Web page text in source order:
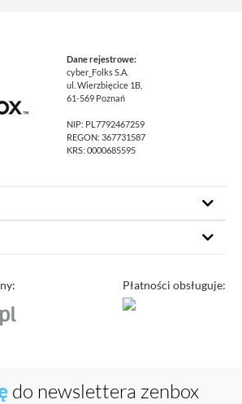
Dane rejestrowe:
cyber_Folks S.A.
ul. Wierzbięcice 1B,
61-569 Poznań
NIP: PL7792467259
REGON: 367731587
KRS: 0000685595
do newslettera zenbox
Płatności obsługuje: